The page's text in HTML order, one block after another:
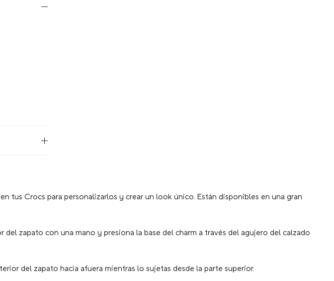
tus Crocs para personalizarlos y crear un look único. Están disponibles en una gran
del zapato con una mano y presiona la base del charm a través del agujero del calzado
del zapato hacia afuera mientras lo sujetas desde la parte superior.